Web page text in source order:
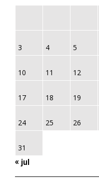
3 4 5
10 11 12
17 18 19
24 25 26
31
« jul